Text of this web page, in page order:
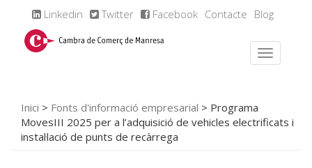
Linkedin Twitter Facebook Contacte Blog
Inici > Fonts d'informació empresarial > Programa
MovesIII 2025 per a l’adquisició de vehicles electrificats i
instal·lació de punts de recàrrega